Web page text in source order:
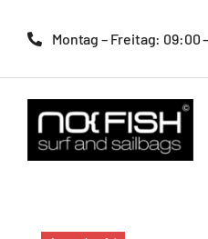
Inhalt
Montag – Freitag: 09:00